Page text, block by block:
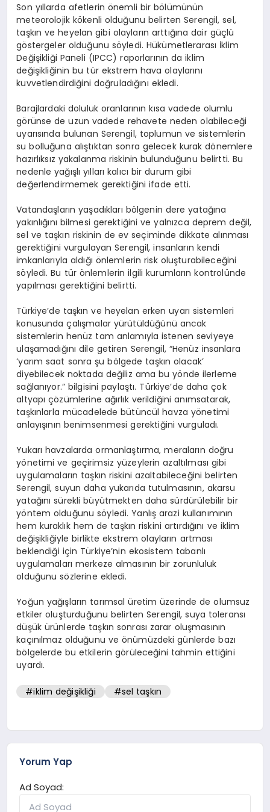
Son yıllarda afetlerin önemli bir bölümünün
meteorolojik kökenli olduğunu belirten Serengil, sel,
taşkın ve heyelan gibi olayların arttığına dair güçlü
göstergeler olduğunu söyledi. Hükümetlerarası İklim
Değişikliği Paneli (IPCC) raporlarının da iklim
değişikliğinin bu tür ekstrem hava olaylarını
kuvvetlendirdiğini doğruladığını ekledi.
Barajlardaki doluluk oranlarının kısa vadede olumlu
görünse de uzun vadede rehavete neden olabileceği
uyarısında bulunan Serengil, toplumun ve sistemlerin
su bolluğuna alıştıktan sonra gelecek kurak dönemlere
hazırlıksız yakalanma riskinin bulunduğunu belirtti. Bu
nedenle yağışlı yılları kalıcı bir durum gibi
değerlendirmemek gerektiğini ifade etti.
Vatandaşların yaşadıkları bölgenin dere yatağına
yakınlığını bilmesi gerektiğini ve yalnızca deprem değil,
sel ve taşkın riskinin de ev seçiminde dikkate alınması
gerektiğini vurgulayan Serengil, insanların kendi
imkanlarıyla aldığı önlemlerin risk oluşturabileceğini
söyledi. Bu tür önlemlerin ilgili kurumların kontrolünde
yapılması gerektiğini belirtti.
Türkiye’de taşkın ve heyelan erken uyarı sistemleri
konusunda çalışmalar yürütüldüğünü ancak
sistemlerin henüz tam anlamıyla istenen seviyeye
ulaşamadığını dile getiren Serengil, “Henüz insanlara
‘yarım saat sonra şu bölgede taşkın olacak’
diyebilecek noktada değiliz ama bu yönde ilerleme
sağlanıyor.” bilgisini paylaştı. Türkiye’de daha çok
altyapı çözümlerine ağırlık verildiğini anımsatarak,
taşkınlarla mücadelede bütüncül havza yönetimi
anlayışının benimsenmesi gerektiğini vurguladı.
Yukarı havzalarda ormanlaştırma, meraların doğru
yönetimi ve geçirimsiz yüzeylerin azaltılması gibi
uygulamaların taşkın riskini azaltabileceğini belirten
Serengil, suyun daha yukarıda tutulmasının, akarsu
yatağını sürekli büyütmekten daha sürdürülebilir bir
yöntem olduğunu söyledi. Yanlış arazi kullanımının
hem kuraklık hem de taşkın riskini artırdığını ve iklim
değişikliğiyle birlikte ekstrem olayların artması
beklendiği için Türkiye’nin ekosistem tabanlı
uygulamaları merkeze almasının bir zorunluluk
olduğunu sözlerine ekledi.
Yoğun yağışların tarımsal üretim üzerinde de olumsuz
etkiler oluşturduğunu belirten Serengil, suya toleransı
düşük ürünlerde taşkın sonrası zarar oluşmasının
kaçınılmaz olduğunu ve önümüzdeki günlerde bazı
bölgelerde bu etkilerin görüleceğini tahmin ettiğini
uyardı.
#iklim değişikliği #sel taşkın
Yorum Yap
Ad Soyad: